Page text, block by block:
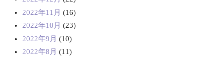
2022年11月 (16)
2022年10月 (23)
2022年9月 (10)
2022年8月 (11)